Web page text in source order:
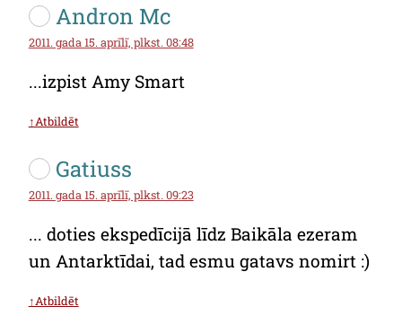
Andron Mc
2011. gada 15. aprīlī, plkst. 08:48
...izpist Amy Smart
↑Atbildēt
Gatiuss
2011. gada 15. aprīlī, plkst. 09:23
... doties ekspedīcijā līdz Baikāla ezeram
un Antarktīdai, tad esmu gatavs nomirt :)
↑Atbildēt